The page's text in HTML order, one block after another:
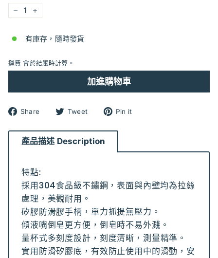
− +
有庫存，隨時發貨
運費 會於結賬時計算。
加進購物車
Share
到
Facebook
Tweet
到
Twitter
Pin it
產品描述 Description
特點:
採用304食品級不鏽鋼，表面與內壁均為拉絲
處理，美觀耐用。
矽膠防滑膠手柄，單力抓提無壓力。
傾液嘴倒皂更方便，倒皂時不易外濺。
量杯式多刻度設計，刻度清晰，測量精準。
實用防滑矽膠底，有效防止使用中的滑動，安